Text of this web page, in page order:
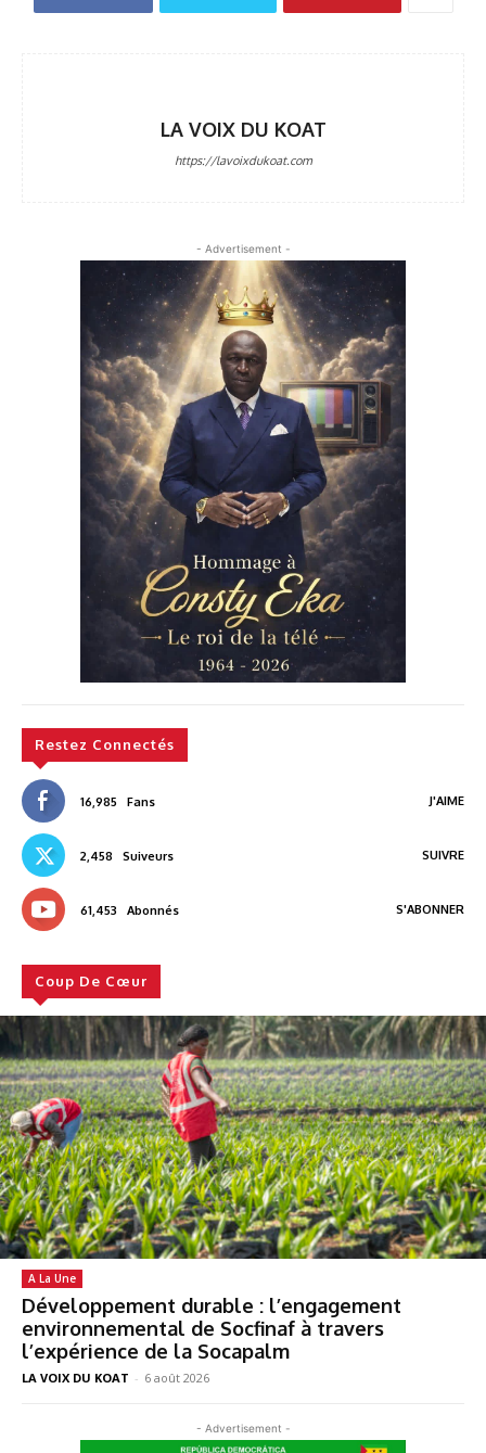
LA VOIX DU KOAT
https://lavoixdukoat.com
- Advertisement -
Restez Connectés
16,985 Fans J'AIME
2,458 Suiveurs SUIVRE
61,453 Abonnés S'ABONNER
Coup De Cœur
A La Une
Développement durable : l’engagement
environnemental de Socfinaf à travers
l’expérience de la Socapalm
LA VOIX DU KOAT - 6 août 2026
- Advertisement -